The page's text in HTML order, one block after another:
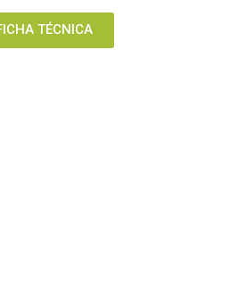
TÉCNICA